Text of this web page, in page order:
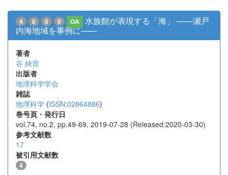
4 0 0 0 OA
水族館が表現する「海」 ――瀬戸
内海地域を事例に――
著者
谷 綺音
出版者
地理科学学会
雑誌
地理科学 (ISSN:02864886)
巻号頁・発行日
vol.74, no.2, pp.49-69, 2019-07-28 (Released:2020-03-30)
参考文献数
17
被引用文献数
4